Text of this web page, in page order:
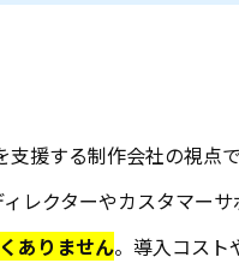
援する制作会社の視点
レクターやカスタマー
ありません。導入コスト